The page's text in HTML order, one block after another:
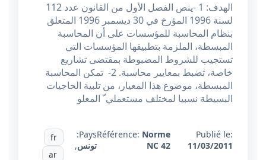
الهدف: 1 -ينص الفصل الأول من القانون عدد 112
لسنة 1996 المؤرخ في 30 ديسمبر 1996 المتعلق
بنظام المحاسبة للمؤسسات على أن المحاسبة
المبسطة، الملزمة بتطبيقها المؤسسات التي
تستجيب للشروط المضبوطة بمقتضى تشاريع
خاصة، تضبط بمعايير محاسبة. 2- تمكن المحاسبة
المبسطة، موضوع هذا المعيار، من تلبية الحاجيات
البسيطة نسبيا لمختلف مستعملي ّ المعلو
Publié le:
11/03/2011
Référence: Norme
NC 42
Pays:
تونس,
fr
ar